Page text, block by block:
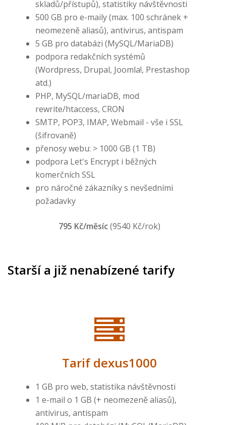
skladů/přístupů), statistiky návštěvnosti
500 GB pro e-maily (max. 100 schránek +
neomezeně aliasů), antivirus, antispam
5 GB pro databázi (MySQL/MariaDB)
podpora redakčních systémů
(Wordpress, Drupal, Joomla!, Prestashop
atd.)
PHP, MySQL/mariaDB, mod
rewrite/htaccess, CRON
SMTP, POP3, IMAP, Webmail - vše i SSL
(šifrovaně)
přenosy webu: > 1000 GB (1 TB)
podpora Let's Encrypt i běžných
komerčních SSL
pro náročné zákazníky s nevšedními
požadavky
795 Kč/měsíc(9540 Kč/rok)
Starší a již nenabízené tarify
Tarif dexus1000
1 GB pro web, statistika návštěvnosti
1 e-mail o 1 GB (+ neomezeně aliasů),
antivirus, antispam